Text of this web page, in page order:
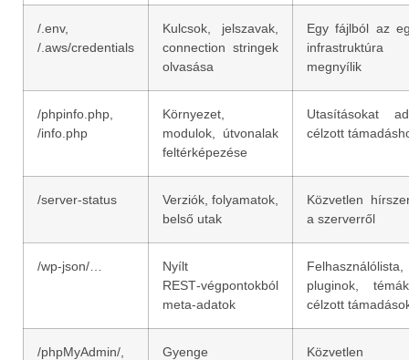
/.env,
/.aws/credentials
Kulcsok, jelszavak,
connection stringek
olvasása
Egy fájlból az
infrastruktúra
megnyílik
/phpinfo.php,
/info.php
Környezet,
modulok, útvonalak
feltérképezése
Utasításokat
célzott
/server-status
Verziók, folyamatok,
belső utak
Közvetlen
a szerverről
/wp-json/…
Nyílt
REST‑végpontokból
meta‑adatok
Felhasználólista,
pluginok,
célzott
/phpMyAdmin/,
Gyenge
Közvetlen